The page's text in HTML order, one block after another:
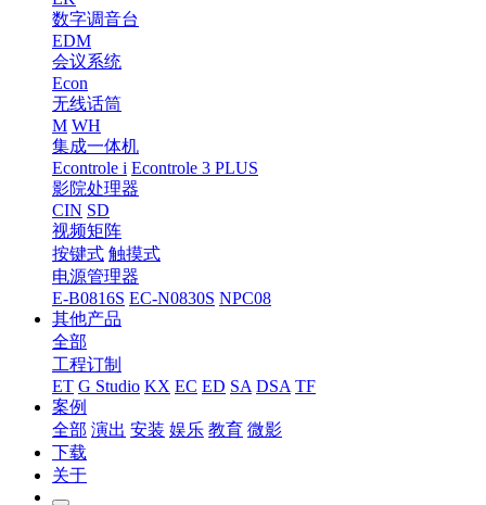
数字调音台
EDM
会议系统
Econ
无线话筒
M WH
集成一体机
Econtrole i Econtrole 3 PLUS
影院处理器
CIN SD
视频矩阵
按键式 触摸式
电源管理器
E-B0816S EC-N0830S NPC08
其他产品
全部
工程订制
ET G Studio KX EC ED SA DSA TF
案例
全部 演出 安装 娱乐 教育 微影
下载
关于